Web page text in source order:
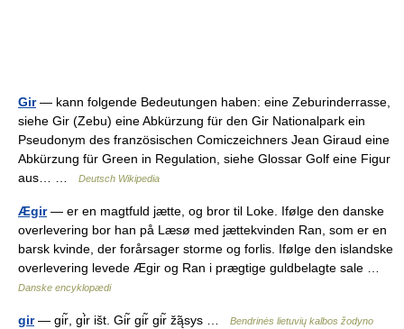
Gir— kann folgende Bedeutungen haben: eine Zeburinderrasse,
siehe Gir (Zebu) eine Abkürzung für den Gir Nationalpark ein
Pseudonym des französischen Comiczeichners Jean Giraud eine
Abkürzung für Green in Regulation, siehe Glossar Golf eine Figur
aus… …
Deutsch Wikipedia
Ægir— er en magtfuld jætte, og bror til Loke. Ifølge den danske
overlevering bor han på Læsø med jættekvinden Ran, som er en
barsk kvinde, der forårsager storme og forlis. Ifølge den islandske
overlevering levede Ægir og Ran i prægtige guldbelagte sale …
Danske encyklopædi
gir— gir̃, gi̇̀r išt. Gir̃ gir̃ gir̃ žą̃sys …
Bendrinės lietuvių kalbos žodyno